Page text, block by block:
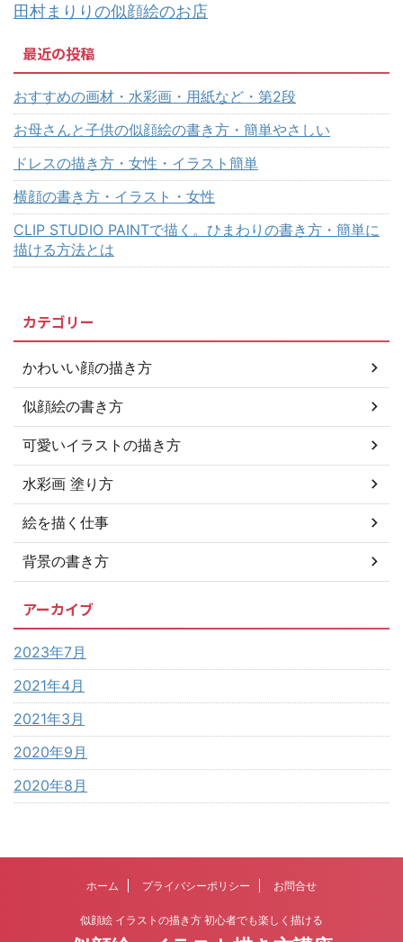
田村まりりの似顔絵のお店
最近の投稿
おすすめの画材・水彩画・用紙など・第2段
お母さんと子供の似顔絵の書き方・簡単やさしい
ドレスの描き方・女性・イラスト簡単
横顔の書き方・イラスト・女性
CLIP STUDIO PAINTで描く。ひまわりの書き方・簡単に
描ける方法とは
カテゴリー
かわいい顔の描き方
似顔絵の書き方
可愛いイラストの描き方
水彩画 塗り方
絵を描く仕事
背景の書き方
アーカイブ
2023年7月
2021年4月
2021年3月
2020年9月
2020年8月
ホーム プライバシーポリシー お問合せ
似顔絵 イラストの描き方 初心者でも楽しく描ける